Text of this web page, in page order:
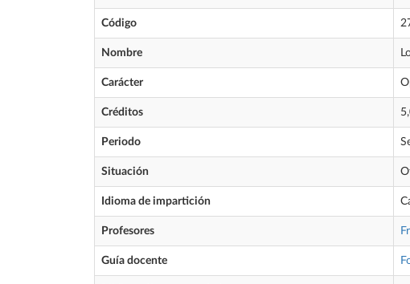
Código
Nombre
Carácter
Créditos
Periodo
Situación
Idioma de impartición
Profesores
Guía docente